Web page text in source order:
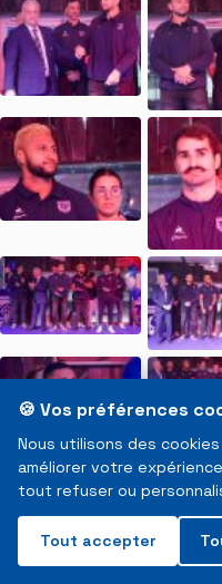
🍪 Vos préférences
Nous utilisons des
améliorer votre
tout refuser ou
Tout accepter